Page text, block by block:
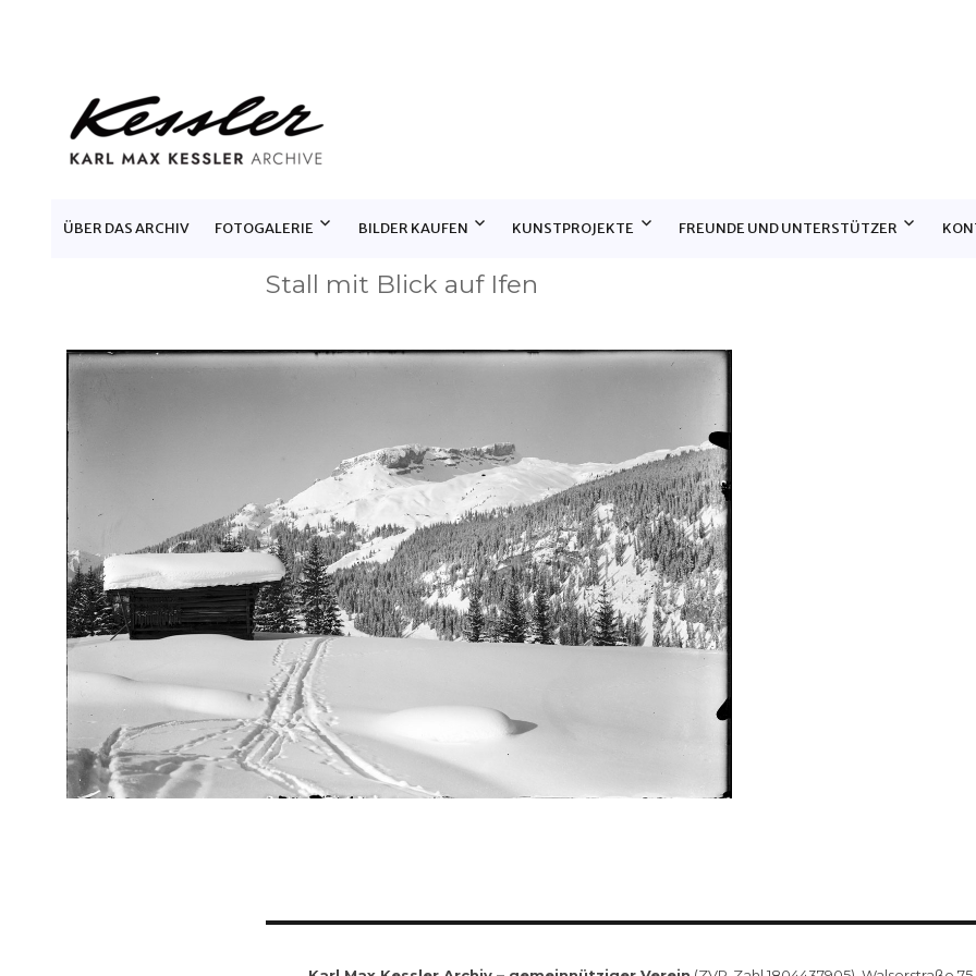
KARL MAX KESSLER ARCHIVE
ÜBER DAS ARCHIV FOTOGALERIE BILDER KAUFEN KUNSTPROJEKTE FREUNDE UND UNTERSTÜTZER
Stall mit Blick auf Ifen